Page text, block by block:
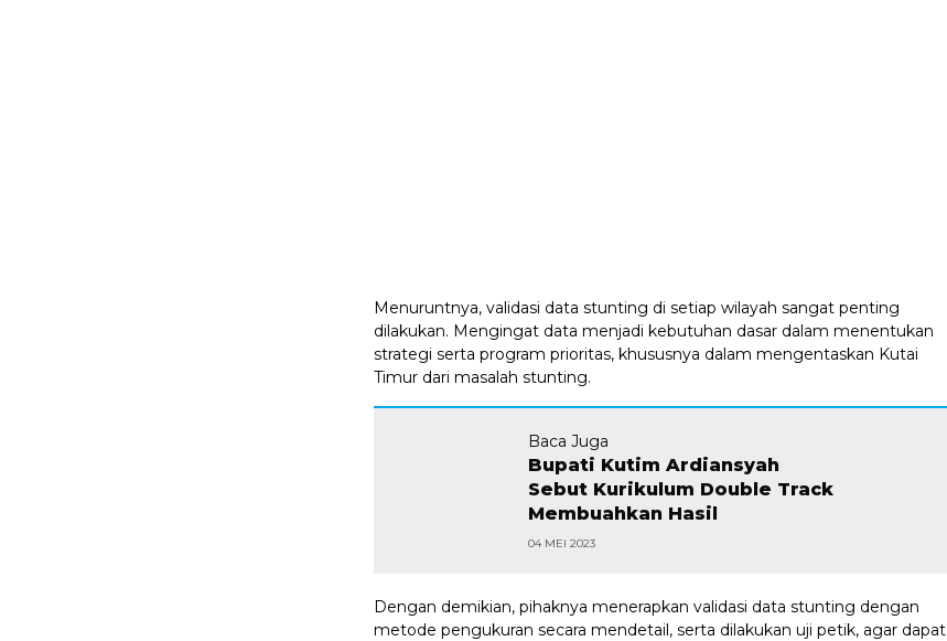
Menuruntnya, validasi data stunting di setiap wilayah sangat penting
dilakukan. Mengingat data menjadi kebutuhan dasar dalam menentukan
strategi serta program prioritas, khususnya dalam mengentaskan Kutai
Timur dari masalah stunting.
Baca Juga
Bupati Kutim Ardiansyah
Sebut Kurikulum Double Track
Membuahkan Hasil
04 MEI 2023
Dengan demikian, pihaknya menerapkan validasi data stunting dengan
metode pengukuran secara mendetail, serta dilakukan uji petik, agar dapat